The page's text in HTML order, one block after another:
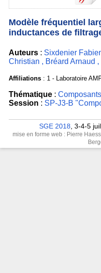
Modèle fréquentiel
inductances de
Auteurs: Sixdenier
Christian , Bréard Arnaud ,
Affiliations: 1 - Laboratoire
Thématique:
Session : SP-J3-B
SGE 2018 , 3-4-5
mise en forme web : Pierre